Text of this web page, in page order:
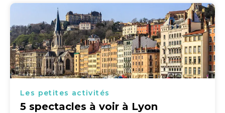
Les petites activités
5 spectacles à voir à Lyon